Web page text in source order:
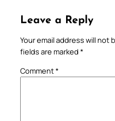
Leave a Reply
Your email address will not
fields are marked *
Comment*